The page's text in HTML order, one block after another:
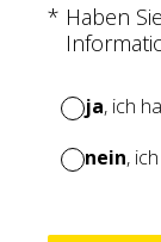
* Haben
ja, ich
nein,